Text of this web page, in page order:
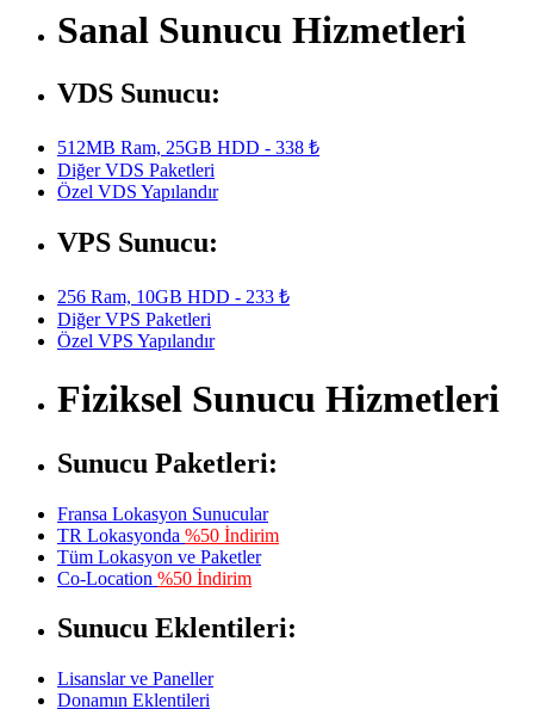
Sanal Sunucu Hizmetleri
VDS Sunucu:
512MB Ram, 25GB HDD - 338 ₺
Diğer VDS Paketleri
Özel VDS Yapılandır
VPS Sunucu:
256 Ram, 10GB HDD - 233 ₺
Diğer VPS Paketleri
Özel VPS Yapılandır
Fiziksel Sunucu Hizmetleri
Sunucu Paketleri:
Fransa Lokasyon Sunucular
TR Lokasyonda %50 İndirim
Tüm Lokasyon ve Paketler
Co-Location %50 İndirim
Sunucu Eklentileri:
Lisanslar ve Paneller
Donamın Eklentileri